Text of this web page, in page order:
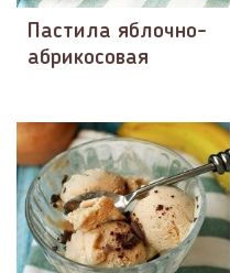
Пастила яблочно-
абрикосовая